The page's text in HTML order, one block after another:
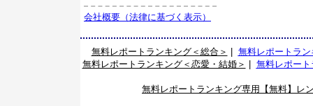
会社概要（法律に基づく表示）
無料レポートランキング＜総合＞
無料レポートラ
無料レポートランキング＜恋愛・結婚＞
無料レポー
無料レポートランキング専用【無料】レ